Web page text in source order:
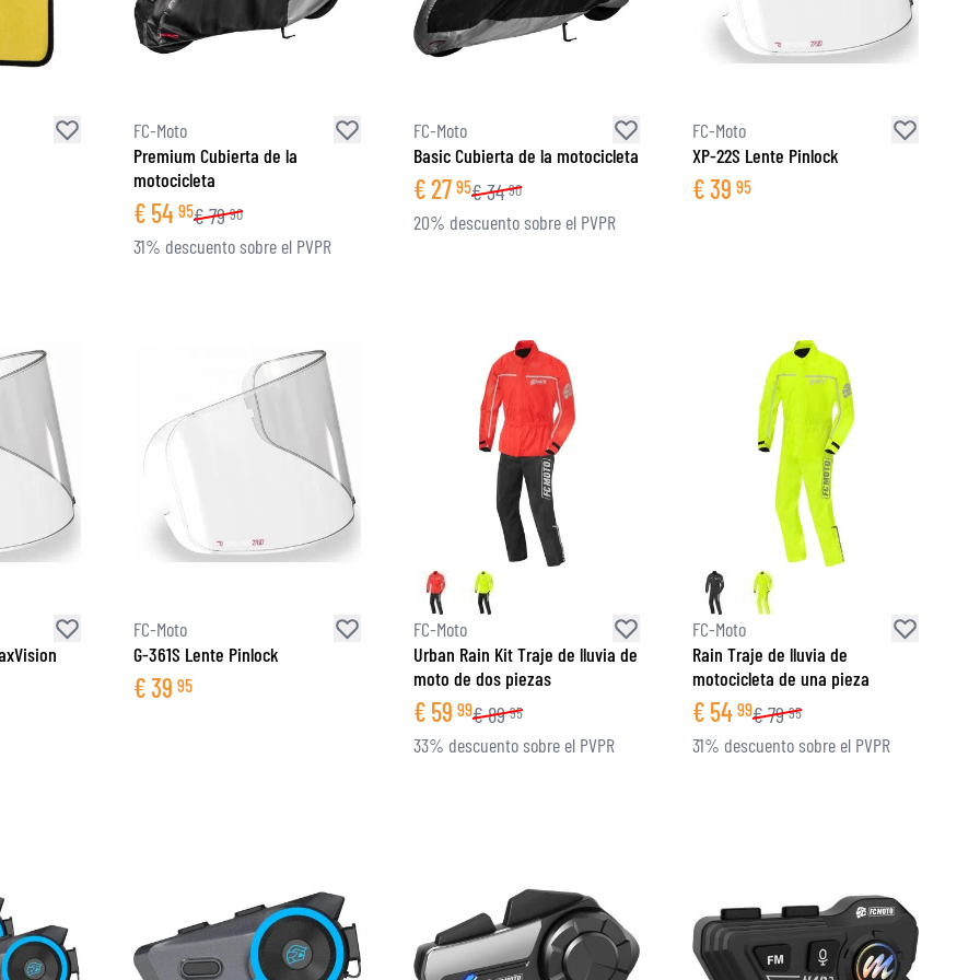
CHALECOS DE ALTA VISIBILIDAD
ACCESORIOS
CAMISETAS
BOLSAS DE TANQUE PARA MOTO
BOLSAS TRASERAS
FC-Moto
Premium Cubierta de la
motocicleta
€ 54 95€79 90
31% descuento sobre el PVPR
FC-Moto
Basic Cubierta de la motocicleta
€27 95€34 90
20% descuento sobre el PVPR
FC-Moto
XP-22S Lente Pinlock
€39 95
FC-Moto
G-361S Lente Pinlock
€39 95
FC-Moto
Urban Rain Kit Traje de lluvia de
moto de dos piezas
€ 59 99€89 95
33% descuento sobre el PVPR
FC-Moto
Rain Traje de lluvia de
motocicleta de una pieza
€ 54 99€79 95
31% descuento sobre el PVPR